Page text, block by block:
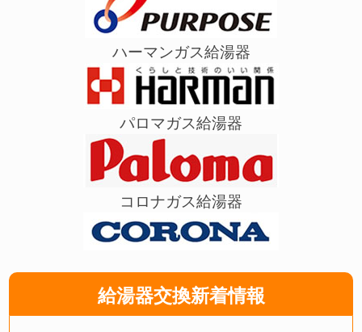
ハーマンガス給湯器
パロマガス給湯器
コロナガス給湯器
給湯器交換新着情報